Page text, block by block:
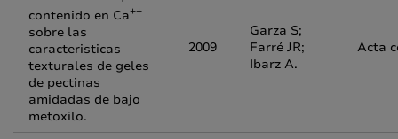
contenido en Ca++
sobre las
caracteristicas
texturales de geles
de pectinas
amidadas de bajo
metoxilo.
2009
Garza S;
Farré JR;
Ibarz A.
Acta